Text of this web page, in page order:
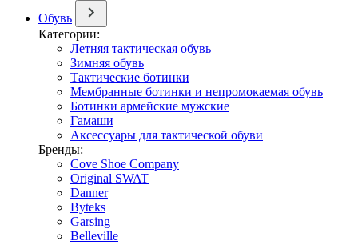
Обувь
Категории:
Летняя тактическая обувь
Зимняя обувь
Тактические ботинки
Мембранные ботинки и непромокаемая обувь
Ботинки армейские мужские
Гамаши
Аксессуары для тактической обуви
Бренды:
Cove Shoe Company
Original SWAT
Danner
Byteks
Garsing
Belleville